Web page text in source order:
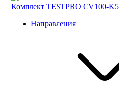
Комплект TESTPRO CV100-
Направления